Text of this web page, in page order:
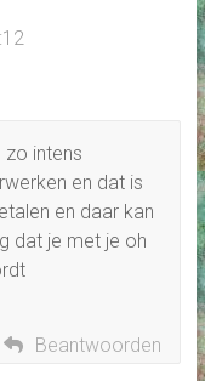
zo intens
en dat is
en daar kan
dat je met je oh
Beantwoorden